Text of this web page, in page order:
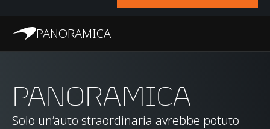
PANORAMICA
PANORAMICA
Solo un’auto straordinaria avrebbe potuto